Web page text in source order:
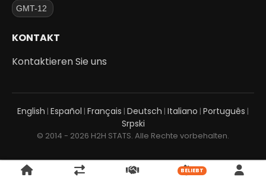
KONTAKT
Kontaktieren Sie uns
English | Español | Français | Deutsch | Italiano | Português |
Srpski
© 2014 - 2026 H2H STATS. Alle Rechte vorbehalten.
BELIEBT